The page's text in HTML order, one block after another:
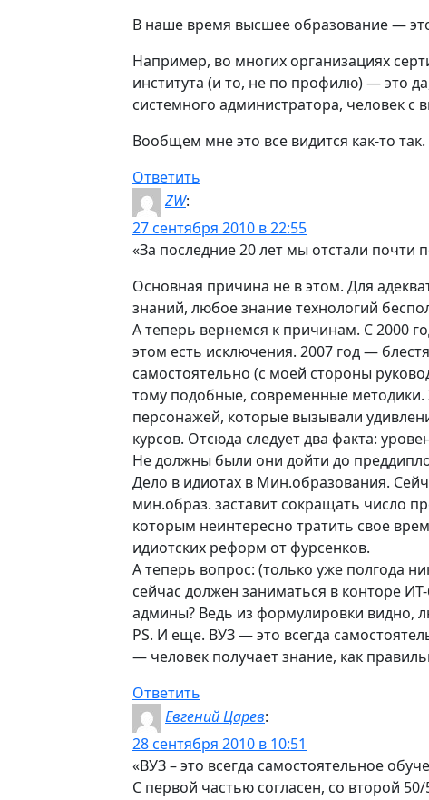
В наше время высшее образование —
Например, во многих организациях
института (и то, не по профилю) — это
системного администратора, человек с
Вообщем мне это все видится как-то
Ответить
ZW:
27 сентября 2010 в 22:55
«За последние 20 лет мы отстали почти
Основная причина не в этом. Для
знаний, любое знание технологий
А теперь вернемся к причинам. С 2000
этом есть исключения. 2007 год —
самостоятельно (с моей стороны
тому подобные, современные
персонажей, которые вызывали
курсов. Отсюда следует два факта:
Не должны были они дойти до
Дело в идиотах в Мин.образования.
мин.образ. заставит сокращать число
которым неинтересно тратить свое
идиотских реформ от фурсенков.
А теперь вопрос: (только уже полгода
сейчас должен заниматься в конторе
админы? Ведь из формулировки видно,
PS. И еще. ВУЗ — это всегда
— человек получает знание, как
Ответить
Евгений Царев:
28 сентября 2010 в 10:51
«ВУЗ – это всегда самостоятельное
С первой частью согласен, со второй 50/